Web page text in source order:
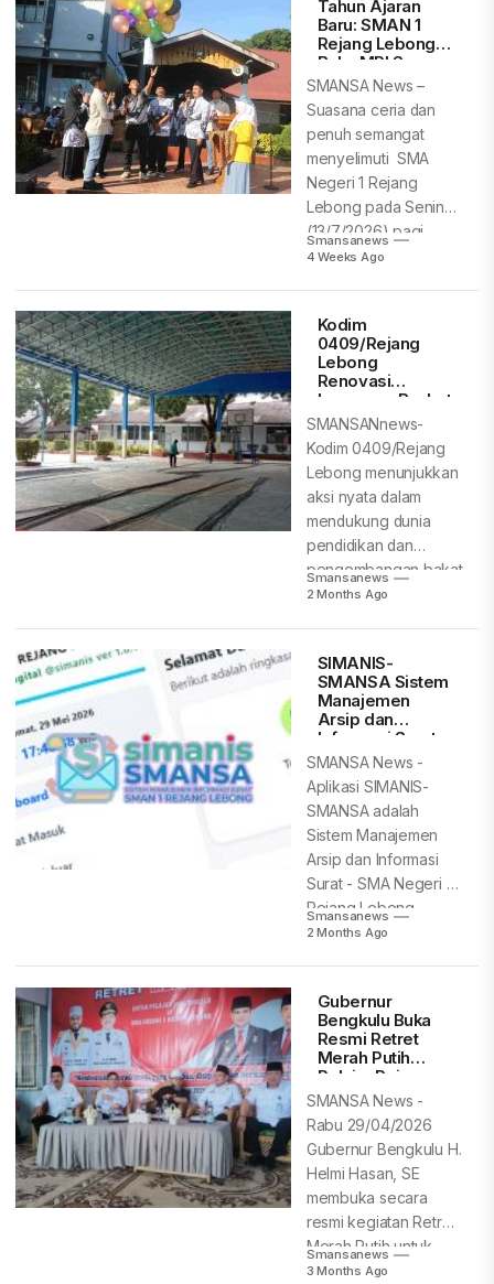
Tahun Ajaran
Baru: SMAN 1
Rejang Lebong
Buka MPLS
Ramah, Aman,
Menyenangkan
SMANSA News –
Suasana ceria dan
penuh semangat
menyelimuti SMA
Negeri 1 Rejang
Lebong pada Senin
(13/7/2026) pagi.
Menandai dimulainya...
Smansanews
4 Weeks Ago
Kodim
0409/Rejang
Lebong
Renovasi
Lapangan Basket
SMAN 1 untuk
Tingkatkan
Prestasi Siswa
SMANSANnews-
Kodim 0409/Rejang
Lebong menunjukkan
aksi nyata dalam
mendukung dunia
pendidikan dan
pengembangan bakat
generasi muda.
Smansanews
2 Months Ago
SIMANIS-
SMANSA Sistem
Manajemen
Arsip dan
Informasi Surat,
Menuju Smart
School – Edugital
SMANSA News -
Aplikasi SIMANIS-
SMANSA adalah
Sistem Manajemen
Arsip dan Informasi
Surat - SMA Negeri 1
Rejang Lebong,
aplikasi Digitalisasi...
Smansanews
2 Months Ago
Gubernur
Bengkulu Buka
Resmi Retret
Merah Putih
Pelajar Rejang
Lebong
SMANSA News -
Rabu 29/04/2026
Gubernur Bengkulu H.
Helmi Hasan, SE
membuka secara
resmi kegiatan Retret
Merah Putih untuk
pelajar...
Smansanews
3 Months Ago